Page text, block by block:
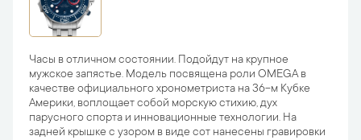
Часы в отличном состоянии. Подойдут на крупное
мужское запястье. Модель посвящена роли OMEGA в
качестве официального хронометриста на 36-м Кубке
Америки, воплощает собой морскую стихию, дух
парусного спорта и инновационные технологии. На
задней крышке с узором в виде сот нанесены гравировки